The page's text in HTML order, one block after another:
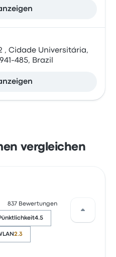
, Cidade Universitária,
485, Brazil
vergleichen
837 Bewertungen
4.5
2.3